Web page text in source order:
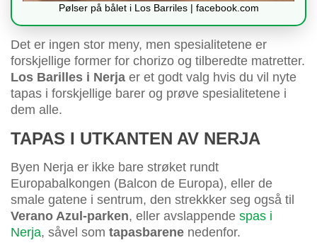
Pølser på bålet i Los Barriles | facebook.com
Det er ingen stor meny, men spesialitetene er
forskjellige former for chorizo og tilberedte matretter.
Los Barilles i Nerja er et godt valg hvis du vil nyte
tapas i forskjellige barer og prøve spesialitetene i
dem alle.
TAPAS I UTKANTEN AV NERJA
Byen Nerja er ikke bare strøket rundt
Europabalkongen (Balcon de Europa), eller de
smale gatene i sentrum, den strekkker seg også til
Verano Azul-parken, eller avslappende spas i
Nerja, såvel som tapasbarene nedenfor.